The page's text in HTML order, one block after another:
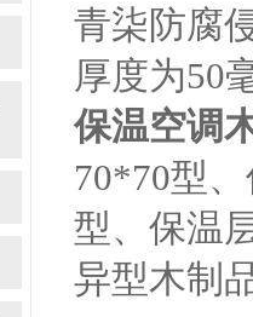
青柒防腐
厚度为50
保温空调
70*70型
型、保温
异型木制